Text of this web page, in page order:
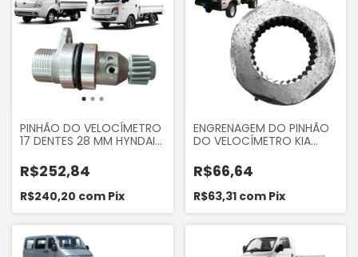
PINHÃO DO VELOCÍMETRO
17 DENTES 28 MM HYNDAI
KIA BONGO K2500 8V
2006 A 2012 MITSUBISHI
L300
R$252,84
R$240,20 com Pix
ENGRENAGEM DO PINHÃO
DO VELOCÍMETRO KIA
2000
R$66,64
R$63,31 com Pix